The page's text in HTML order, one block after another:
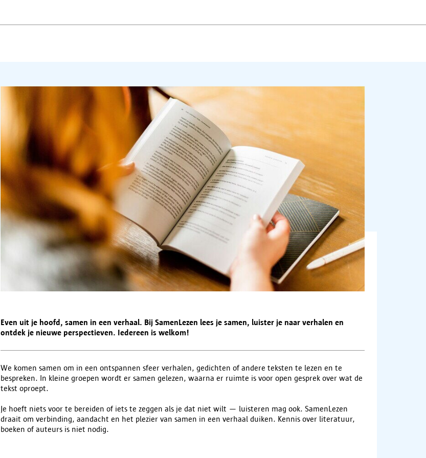
Even uit je hoofd, samen in een verhaal. Bij SamenLezen lees je samen, luister je naar verhalen en
ontdek je nieuwe perspectieven. Iedereen is welkom!
We komen samen om in een ontspannen sfeer verhalen, gedichten of andere teksten te lezen en te
bespreken. In kleine groepen wordt er samen gelezen, waarna er ruimte is voor open gesprek over wat de
tekst oproept.
Je hoeft niets voor te bereiden of iets te zeggen als je dat niet wilt — luisteren mag ook. SamenLezen
draait om verbinding, aandacht en het plezier van samen in een verhaal duiken. Kennis over literatuur,
boeken of auteurs is niet nodig.